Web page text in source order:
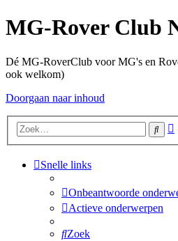
MG-Rover Club
Dé MG-RoverClub voor MG's en
ook welkom)
Doorgaan naar inhoud
Zoek
Snelle links
Onbeantwoorde
Actieve onderwerpen
Zoek